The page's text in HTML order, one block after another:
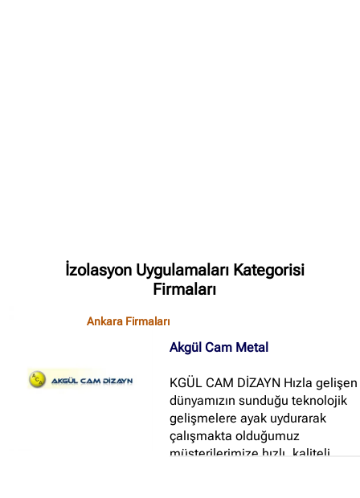
İzolasyon Uygulamaları Kategorisi
Firmaları
Ankara Firmaları
Akgül Cam Metal
KGÜL CAM DİZAYN Hızla gelişen
dünyamızın sunduğu teknolojik
gelişmelere ayak uydurarak
çalışmakta olduğumuz
müşterilerimize hızlı, kaliteli,
İstanbul Firmaları(388)